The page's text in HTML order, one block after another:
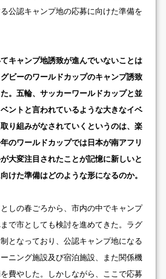
公認キャンプ地の応募に向けた準備を
キャンプ地誘致が進んでいないことは
ビーのワールドカップのキャンプ誘致
。五輪、サッカーワールドカップと並
ントと言われているような大きなイベ
り組みがなされていくというのは、楽
のワールドカップでは日本が南アフリ
大変注目されたことが記憶に新しいと
けた準備はどのような形になるのか。
しの春ごろから、市内の中でキャンプ
で市としても検討を進めてきた。ラグ
となっており、公認キャンプ地になる
ニング施設及び宿泊施設、また関係機
費やした。しかしながら、ここで応募